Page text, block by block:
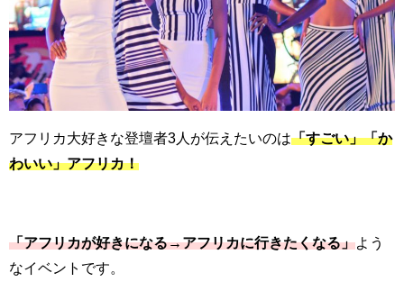
アフリカ大好きな登壇者3 人が伝えたいのは「すごい」「か
わいい」アフリカ！
「アフリカが好きになる→アフリカに行きたくなる」 よう
なイベントです。